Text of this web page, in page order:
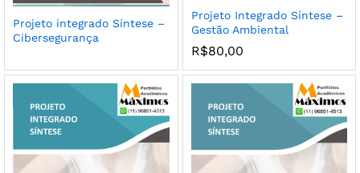
Projeto integrado Síntese –
Cibersegurança
Projeto Integrado Síntese –
Gestão Ambiental
R$80,00